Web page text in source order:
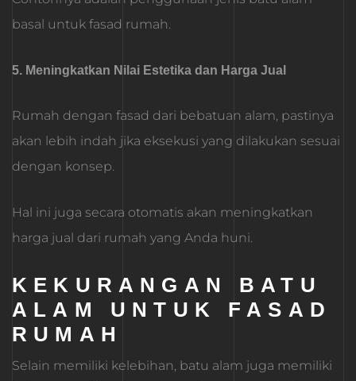
basal untuk fasad rumah.
5. Meningkatkan Nilai Estetika dan Harga Jual
Rumah dengan fasad dari bebatuan alam, pastinya
akan lebih indah jika eksekusi yang dilakukan sesuai
dengan konsep.
Hal ini juga secara otomatis akan meningkatkan
harga jual dari rumah yang Anda huni.
KEKURANGAN BATU
ALAM UNTUK FASAD
RUMAH
Selain memiliki kelebihan, batu alam juga memiliki